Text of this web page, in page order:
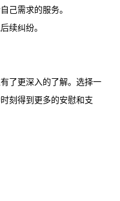
己需求的服务。
续纠纷。
了更深入的了解。选择一
刻得到更多的安慰和支